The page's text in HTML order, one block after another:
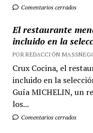
Comentarios cerrados
El restaurante
incluido en la
POR REDACCIÓN
Crux Cocina, el
incluido en la
Guía MICHELIN, un
los...
Comentarios cerrados